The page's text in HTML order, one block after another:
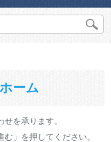
ーム
を承ります。
」を押してください。